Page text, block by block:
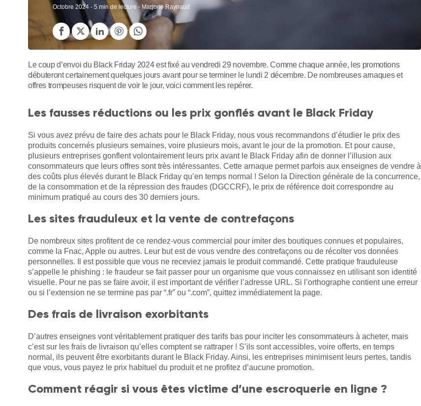
Octobre 2024 - 5 min de lecture - Marjorie Raynaud
Le coup d’envoi du Black Friday 2024 est fixé au vendredi 29 novembre. Comme chaque année, les promotions
débuteront certainement quelques jours avant pour se terminer le lundi 2 décembre. De nombreuses arnaques et
offres trompeuses risquent de voir le jour, voici comment les repérer.
Les fausses réductions ou les prix gonflés avant le Black Friday
Si vous avez prévu de faire des achats pour le Black Friday, nous vous recommandons d’étudier le prix des
produits concernés plusieurs semaines, voire plusieurs mois, avant le jour de la promotion. Et pour cause,
plusieurs entreprises gonflent volontairement leurs prix avant le Black Friday afin de donner l’illusion aux
consommateurs que leurs offres sont très intéressantes. Cette arnaque permet parfois aux enseignes de vendre à
des coûts plus élevés durant le Black Friday qu’en temps normal ! Selon la Direction générale de la concurrence,
de la consommation et de la répression des fraudes (DGCCRF), le prix de référence doit correspondre au
minimum pratiqué au cours des 30 derniers jours.
Les sites frauduleux et la vente de contrefaçons
De nombreux sites profitent de ce rendez-vous commercial pour imiter des boutiques connues et populaires,
comme la Fnac, Apple ou autres. Leur but est de vous vendre des contrefaçons ou de récolter vos données
personnelles. Il est possible que vous ne receviez jamais le produit commandé. Cette pratique frauduleuse
s’appelle le phishing : le fraudeur se fait passer pour un organisme que vous connaissez en utilisant son identité
visuelle. Pour ne pas se faire avoir, il est important de vérifier l’adresse URL. Si l’orthographe contient une erreur
ou si l’extension ne se termine pas par “.fr” ou “.com”, quittez immédiatement la page.
Des frais de livraison exorbitants
D’autres enseignes vont véritablement pratiquer des tarifs bas pour inciter les consommateurs à acheter, mais
c’est sur les frais de livraison qu’elles comptent se rattraper ! S’ils sont accessibles, voire offerts, en temps
normal, ils peuvent être exorbitants durant le Black Friday. Ainsi, les entreprises minimisent leurs pertes, tandis
que vous, vous payez le prix habituel du produit et ne profitez d’aucune promotion.
Comment réagir si vous êtes victime d’une escroquerie en ligne ?